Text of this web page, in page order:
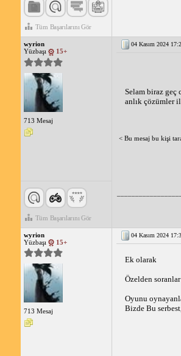
Tüm Başarılarını Gör
wyrion
Yüzbaşı
15+
713 Mesaj
Tüm Başarılarını Gör
04 Kasım 2024
Selam biraz geç
anlık çözümler
< Bu mesaj bu kişi
wyrion
Yüzbaşı
15+
713 Mesaj
04 Kasım 2024
Ek olarak
Özelden
Oyunu
Bizde Bu